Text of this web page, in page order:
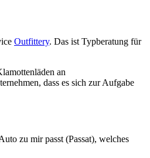
Outfittery. Das ist Typberatung für
an
dass es sich zur Aufgabe
zu mir passt (Passat), welches